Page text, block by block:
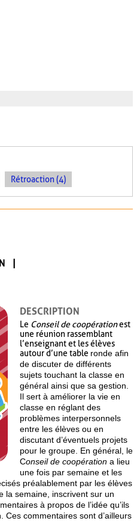
Rétroaction (4)
DESCRIPTION
Le Conseil de coopérationest
une réunion rassemblant
l’enseignant et les élèves
autour d’une table ronde afin
de discuter de différents
sujets touchant la classe en
général ainsi que sa gestion.
Il sert à améliorer la vie en
classe en réglant des
problèmes interpersonnels
entre les élèves ou en
discutant d’éventuels projets
pour le groupe. En général, le
Conseil de coopération a lieu
une fois par semaine et les
préalablement par les élèves
la semaine, inscrivent sur un
à propos de l’idée qu’ils
commentaires sont d’ailleurs